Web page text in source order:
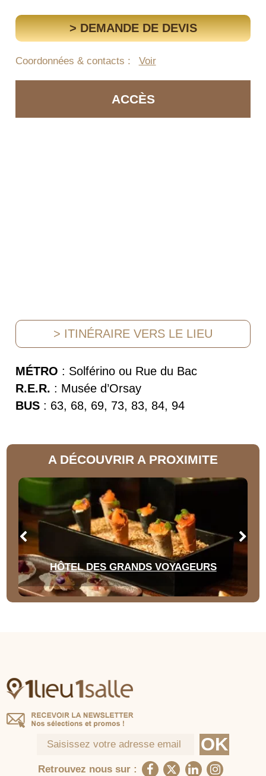
> DEMANDE DE DEVIS
Coordonnées & contacts : Voir
ACCÈS
> ITINÉRAIRE VERS LE LIEU
MÉTRO : Solférino ou Rue du Bac
R.E.R. : Musée d’Orsay
BUS : 63, 68, 69, 73, 83, 84, 94
A DÉCOUVRIR A PROXIMITE
HÔTEL DES GRANDS VOYAGEURS
Retrouvez nous sur :